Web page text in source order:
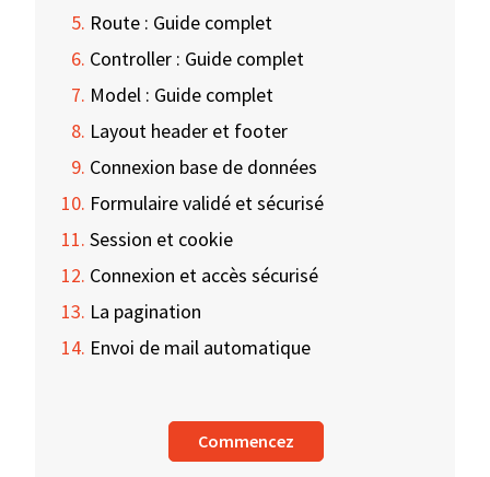
Route : Guide complet
Controller : Guide complet
Model : Guide complet
Layout header et footer
Connexion base de données
Formulaire validé et sécurisé
Session et cookie
Connexion et accès sécurisé
La pagination
Envoi de mail automatique
Commencez